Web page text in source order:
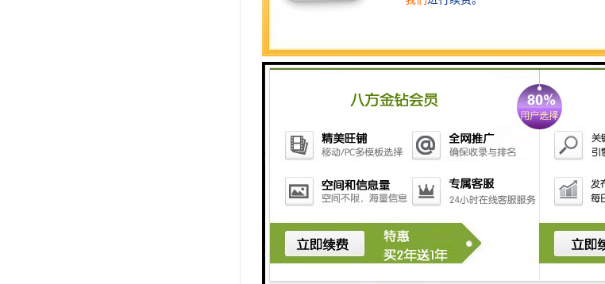
二，项目配套
华润深圳湾体育中心“春茧”:深圳的综合性休闲文化地标，拥
际标准的游泳馆、星级酒店、大众健身设施及儿童“寓教于乐”主
悦府：华润置地旗下“万象”系列的升级版住宅产品，通过聘请
安达仕酒店：凯悦酒店旗下，具有滨海风情和东方意境的奢华
瑞府公寓：傲居深圳湾宽阔海景位置，为都市精英人物带来大